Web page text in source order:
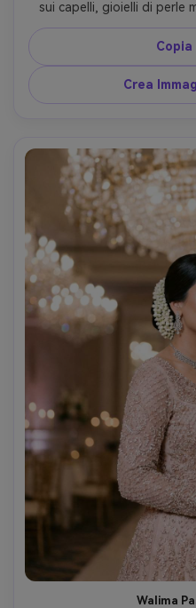
sui capelli, gioielli di perle
Corano e bouquet di
luminosa con tende soffici,
delicato, scattata con
naturale da finestra,
figura intera seduta,
Copia
Crea
Walima